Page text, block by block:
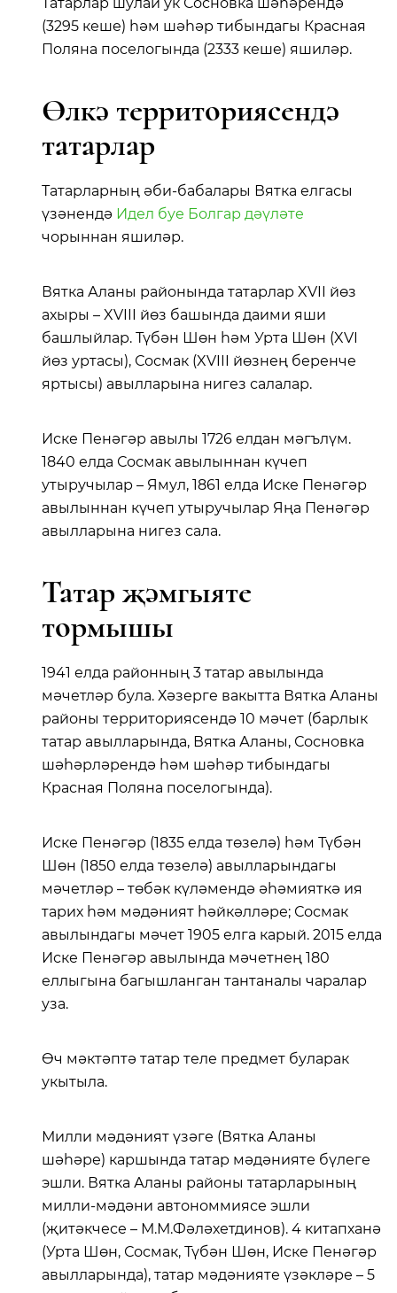
(3295 кеше) һәм шәһәр тибындагы Красная
Поляна поселогында (2333 кеше) яшиләр.
Өлкә территориясендә
татарлар
Татарларның әби-бабалары Вятка елгасы
үзәнендә Идел буе Болгар дәүләте
чорыннан яшиләр.
Вятка Аланы районында татарлар XVII йөз
ахыры – XVIII йөз башында даими яши
башлыйлар. Түбән Шөн һәм Урта Шөн (XVI
йөз уртасы), Сосмак (XVIII йөзнең беренче
яртысы) авылларына нигез салалар.
Иске Пенәгәр авылы 1726 елдан мәгълүм.
1840 елда Сосмак авылыннан күчеп
утыручылар – Ямул, 1861 елда Иске Пенәгәр
авылыннан күчеп утыручылар Яңа Пенәгәр
авылларына нигез сала.
Татар җәмгыяте
тормышы
1941 елда районның 3 татар авылында
мәчетләр була. Хәзерге вакытта Вятка Аланы
районы территориясендә 10 мәчет (барлык
татар авылларында, Вятка Аланы, Сосновка
шәһәрләрендә һәм шәһәр тибындагы
Красная Поляна поселогында).
Иске Пенәгәр (1835 елда төзелә) һәм Түбән
Шөн (1850 елда төзелә) авылларындагы
мәчетләр – төбәк күләмендә әһәмияткә ия
тарих һәм мәдәният һәйкәлләре; Сосмак
авылындагы мәчет 1905 елга карый. 2015 елда
Иске Пенәгәр авылында мәчетнең 180
еллыгына багышланган тантаналы чаралар
уза.
Өч мәктәптә татар теле предмет буларак
укытыла.
Милли мәдәният үзәге (Вятка Аланы
шәһәре) каршында татар мәдәнияте бүлеге
эшли. Вятка Аланы районы татарларының
милли-мәдәни автономмиясе эшли
(җитәкчесе – М.М.Фәләхетдинов). 4 китапханә
(Урта Шөн, Сосмак, Түбән Шөн, Иске Пенәгәр
авылларында), татар мәдәнияте үзәкләре – 5